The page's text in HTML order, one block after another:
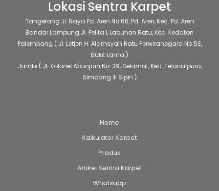
Lokasi Sentra Karpet
Tangerang Jl. Raya Pd. Aren No.66, Pd. Aren, Kec. Pd. Aren
Bandar Lampung Jl. Pelita I, Labuhan Ratu, Kec. Kedaton
Palembang ( Jl. Letjen H. Alamsyah Ratu Perwiranegara No.53,
Bukit Lama )
Jambi ( Jl. Kolonel Abunjani No. 39, Selamat, Kec. Telanaipura,
Simpang III Sipin )
Home
Kalkulator Karpet
Produk
Artikel Sentra Karpet
Whatsapp